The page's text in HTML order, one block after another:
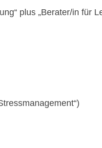
plus „Berater/in für